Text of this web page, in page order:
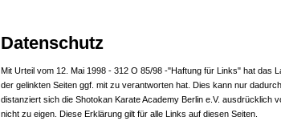
Datenschutz
Mit Urteil vom 12. Mai 1998 - 312 O 85/98 -"Haftung für Links" hat das
der gelinkten Seiten ggf. mit zu verantworten hat. Dies kann nur
distanziert sich die Shotokan Karate Academy Berlin e.V. ausdrücklich
nicht zu eigen. Diese Erklärung gilt für alle Links auf diesen Seiten.